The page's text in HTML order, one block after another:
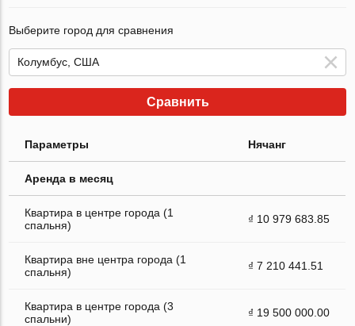
Выберите город для сравнения
Сравнить
Параметры Нячанг
Аренда в месяц
Квартира в центре города (1
спальня)
₫ 10 979 683.85
Квартира вне центра города (1
спальня)
₫ 7 210 441.51
Квартира в центре города (3
спальни)
₫ 19 500 000.00